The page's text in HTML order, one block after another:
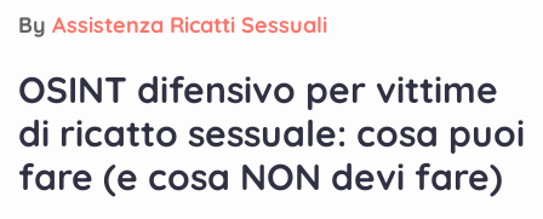
By Assistenza Ricatti Sessuali
OSINT difensivo per vittime
di ricatto sessuale: cosa puoi
fare (e cosa NON devi fare)